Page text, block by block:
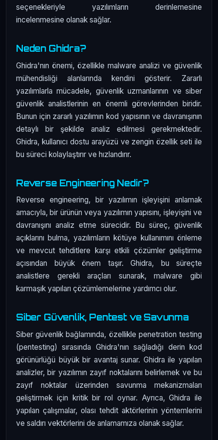
seçenekleriyle yazılımların derinlemesine
incelenmesine olanak sağlar.
Neden Ghidra?
Ghidra'nın önemi, özellikle malware analizi ve güvenlik
mühendisliği alanlarında kendini gösterir. Zararlı
yazılımlarla mücadele, güvenlik uzmanlarının ve siber
güvenlik analistlerinin en önemli görevlerinden biridir.
Bunun için zararlı yazılımın kod yapısının ve davranışının
detaylı bir şekilde analiz edilmesi gerekmektedir.
Ghidra, kullanıcı dostu arayüzü ve zengin özellik seti ile
bu süreci kolaylaştırır ve hızlandırır.
Reverse Engineering Nedir?
Reverse engineering, bir yazılımın işleyişini anlamak
amacıyla, bir ürünün veya yazılımın yapısını, işleyişini ve
davranışını analiz etme sürecidir. Bu süreç, güvenlik
açıklarını bulma, yazılımların kötüye kullanımını önleme
ve mevcut tehditlere karşı etkili çözümler geliştirme
açısından büyük önem taşır. Ghidra, bu süreçte
analistlere gerekli araçları sunarak, malware gibi
karmaşık yapıları çözümlemelerine yardımcı olur.
Siber Güvenlik, Pentest ve Savunma
Siber güvenlik bağlamında, özellikle penetration testing
(pentesting) sırasında Ghidra'nın sağladığı derin kod
görünürlüğü büyük bir avantaj sunar. Ghidra ile yapılan
analizler, bir yazılımın zayıf noktalarını belirlemek ve bu
zayıf noktalar üzerinden savunma mekanizmaları
geliştirmek için kritik bir rol oynar. Ayrıca, Ghidra ile
yapılan çalışmalar, olası tehdit aktörlerinin yöntemlerini
ve saldırı vektörlerini de anlamamıza olanak sağlar.